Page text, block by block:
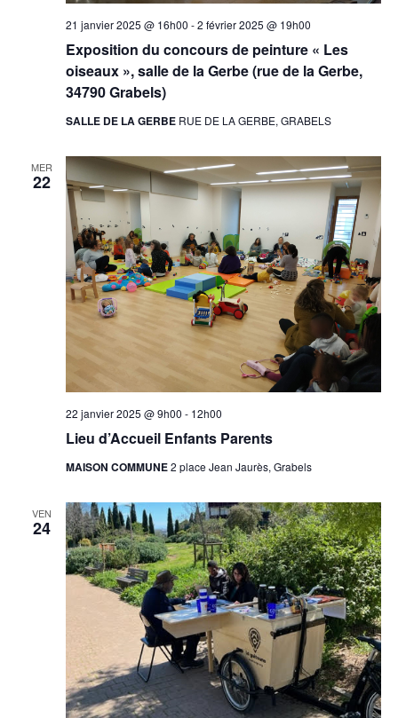
Exposition du concours de peinture « Les
oiseaux », salle de la Gerbe (rue de la Gerbe,
34790 Grabels)
21 janvier 2025 @ 16h00 -2 février 2025 @ 19h00
SALLE DE LA GERBE RUE DE LA GERBE, GRABELS
MER
22
Lieu d’Accueil Enfants Parents
22 janvier 2025 @ 9h00 - 12h00
MAISON COMMUNE2 place Jean Jaurès, Grabels
VEN
24